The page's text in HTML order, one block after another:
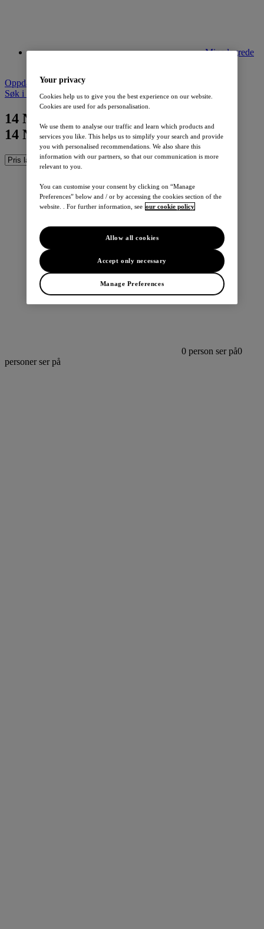
Mine lagrede
Oppdater søk
Søk i lageret av nye biler
14 Nissan Qashqai funnet
14 Nissan Qashqai funnet
0 person ser på0
personer ser på
Your privacy
Cookies help us to give you the best experience on our website.
Cookies are used for ads personalisation.
We use them to analyse our traffic and learn which products and
services you like. This helps us to simplify your search and provide
you with personalised recommendations. We also share this
information with our partners, so that our communication is more
relevant to you.
You can customise your consent by clicking on “Manage
Preferences” below and / or by accessing the cookies section of the
website. . For further information, see our cookie policy
Manage Preferences
Accept only necessary
Allow all cookies